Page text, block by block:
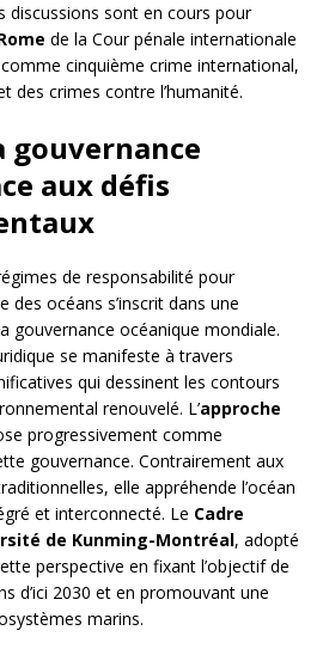
discussions sont en cours pour
de la Cour pénale internationale
comme cinquième crime international,
des crimes contre l’humanité.
gouvernance
aux défis
de responsabilité pour
des océans s’inscrit dans une
gouvernance océanique mondiale.
se manifeste à travers
qui dessinent les contours
renouvelé. L’approche
progressivement comme
gouvernance. Contrairement aux
elle appréhende l’océan
et interconnecté. Le Cadre
de Kunming-Montréal, adopté
perspective en fixant l’objectif de
d’ici 2030 et en promouvant une
marins.